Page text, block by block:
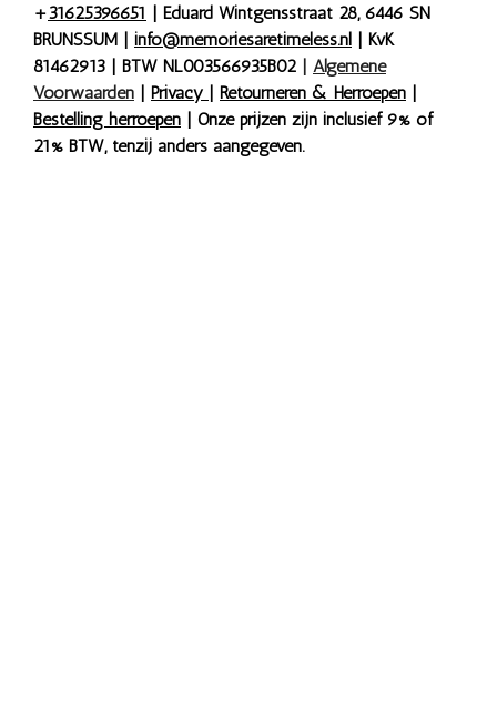
+31625396651
| Eduard Wintgensstraat 28, 6446 SN
BRUNSSUM | info@memoriesaretimeless.nl
| KvK
81462913 | BTW NL003566935B02
Algemene
Voorwaarden
Privacy Retourneren & Herroepen
Bestelling herroepen | Onze prijzen zijn inclusief 9% of
21% BTW, tenzij anders aangegeven.